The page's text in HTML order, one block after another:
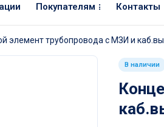
Покупателям Контакты
элемент трубопровода с МЗИ и
В наличии